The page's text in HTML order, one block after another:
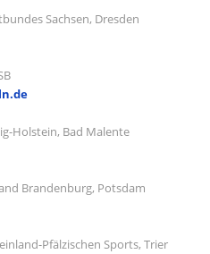
Sachsen, Dresden
Holstein, Bad Malente
Brandenburg, Potsdam
Pfälzischen Sports, Trier